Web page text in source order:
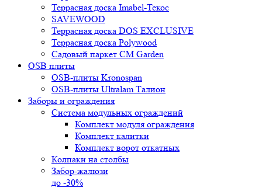
Террасная доска Imabel-Текос
SAVEWOOD
Террасная доска DOS EXCLUSIVE
Террасная доска Polywood
Садовый паркет CM Garden
OSB плиты
OSB-плиты Kronospan
OSB-плиты Ultralam Талион
Заборы и ограждения
Система модульных ограждений
Комплект модуля ограждения
Комплект калитки
Комплект ворот откатных
Колпаки на столбы
Забор-жалюзи
до -30%